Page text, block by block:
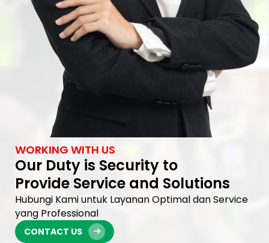
WORKING WITH US
Our Duty is Security to
Provide Service and Solutions
Hubungi Kami untuk Layanan Optimal dan Service
yang Professional
CONTACT US